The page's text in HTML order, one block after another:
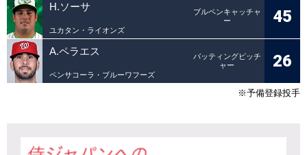
H.ソーサ
ブルペンキャッチャ
ー
ユカタン・ライオンズ
45
A.ペラエス
バッティングピッチ
ャー
ペンサコーラ・ブルーワフーズ
26
※予備登録投手